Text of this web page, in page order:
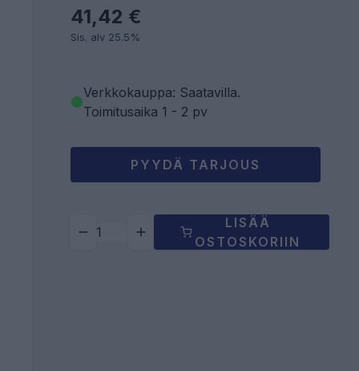
41,42 €
Sis. alv 25.5%
Verkkokauppa: Saatavilla.
Toimitusaika 1 - 2 pv
PYYDÄ TARJOUS
LISÄÄ
OSTOSKORIIN